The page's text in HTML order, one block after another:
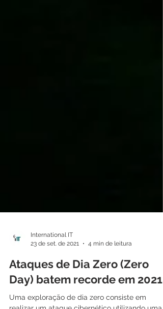
23 de set. de 2021
4 min de leitura
Ataques de Dia Zero (Zero
Day) batem recorde em 2021